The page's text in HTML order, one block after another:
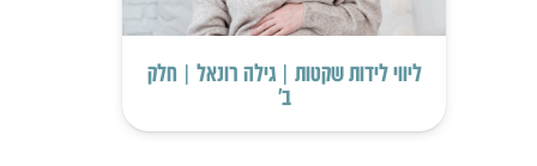
ליווי לידות שקטות | גילה רונאל | חלק
ב’